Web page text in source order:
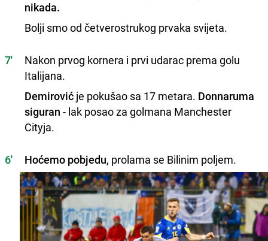
nikada.
Bolji smo od četverostrukog prvaka svijeta.
7'
Nakon prvog kornera i prvi udarac prema golu
Italijana.
Demirović je pokušao sa 17 metara. Donnaruma
siguran - lak posao za golmana Manchester
Cityja.
6' Hoćemo pobjedu, prolama se Bilinim poljem.